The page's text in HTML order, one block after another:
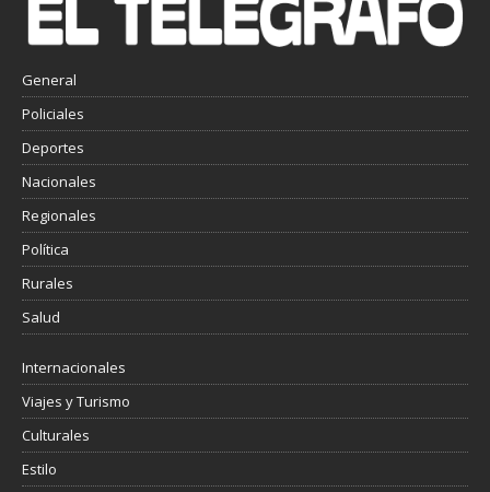
General
Policiales
Deportes
Nacionales
Regionales
Política
Rurales
Salud
Internacionales
Viajes y Turismo
Culturales
Estilo